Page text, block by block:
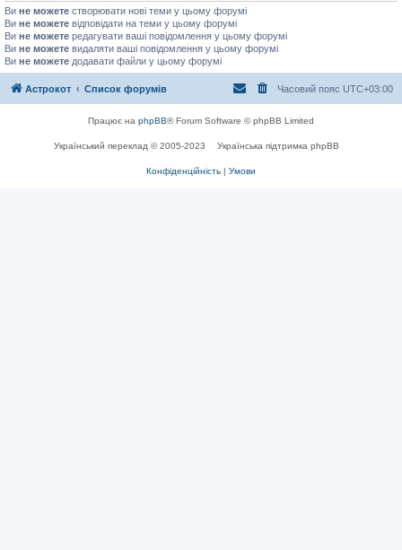
Ви не можете створювати нові теми у цьому форумі
Ви не можете відповідати на теми у цьому форумі
Ви не можете редагувати ваші повідомлення у цьому форумі
Ви не можете видаляти ваші повідомлення у цьому форумі
Ви не можете додавати файли у цьому форумі
Астрокот Список форумів Часовий пояс UTC+03:00
Працює на phpBB® Forum Software © phpBB Limited
Український переклад © 2005-2023 Українська підтримка phpBB
Конфіденційність | Умови